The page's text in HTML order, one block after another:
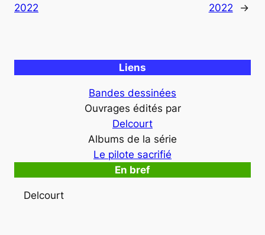
2022
2022
→
Liens
Bandes dessinées
Ouvrages édités par
Delcourt
Albums de la série
Le pilote sacrifié
En bref
Delcourt